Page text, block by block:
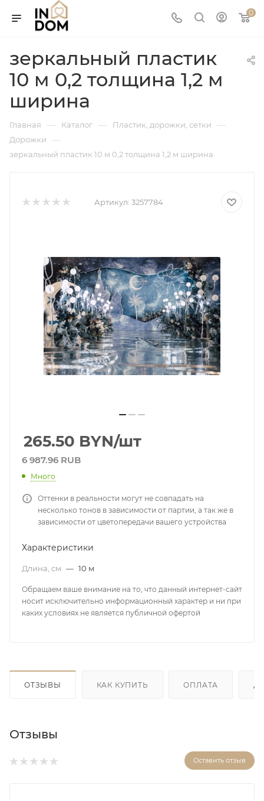
0
зеркальный пластик
10 м 0,2 толщина 1,2 м
ширина
Главная — Каталог — Пластик, дорожки, сетки —
Дорожки —
зеркальный пластик 10 м 0,2 толщина 1,2 м ширина
Артикул: 3257784
265.50 BYN/шт
6 987.96 RUB
Много
Оттенки в реальности могут не совпадать на
несколько тонов в зависимости от партии, а так же в
зависимости от цветопередачи вашего устройства
Характеристики
Длина, см — 10 м
Обращаем ваше внимание на то, что данный интернет-сайт
носит исключительно информационный характер и ни при
каких условиях не является публичной офертой
ОТЗЫВЫ КАК КУПИТЬ ОПЛАТА
Отзывы
Оставить отзыв